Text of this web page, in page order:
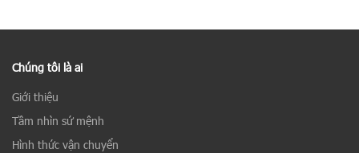
Chúng tôi là ai
Giới thiệu
Tầm nhìn sứ mệnh
Hình thức vận chuyển